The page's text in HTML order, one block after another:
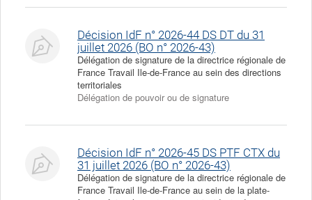
Décision IdF n° 2026-44 DS DT du 31
juillet 2026 (BO n° 2026-43)
Délégation de signature de la directrice régionale de
France Travail Ile-de-France au sein des directions
territoriales
Délégation de pouvoir ou de signature
Décision IdF n° 2026-45 DS PTF CTX du
31 juillet 2026 (BO n° 2026-43)
Délégation de signature de la directrice régionale de
France Travail Ile-de-France au sein de la plate-